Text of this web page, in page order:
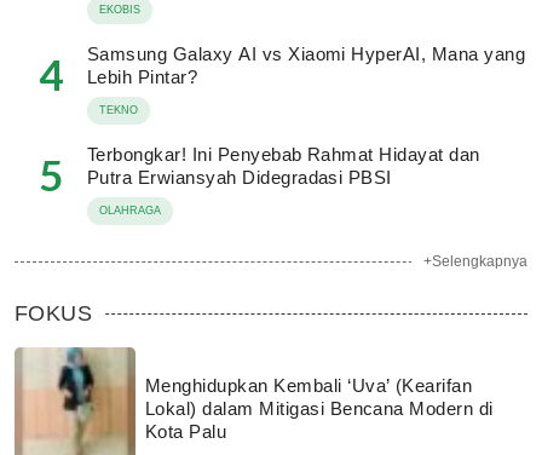
EKOBIS
4
Samsung Galaxy AI vs Xiaomi HyperAI, Mana yang
Lebih Pintar?
TEKNO
5
Terbongkar! Ini Penyebab Rahmat Hidayat dan
Putra Erwiansyah Didegradasi PBSI
OLAHRAGA
+Selengkapnya
FOKUS
Menghidupkan Kembali ‘Uva’ (Kearifan
Lokal) dalam Mitigasi Bencana Modern di
Kota Palu